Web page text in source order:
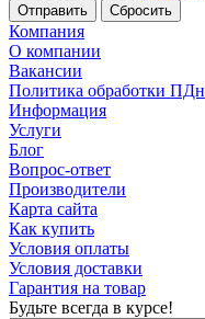
Сбросить
Компания
О компании
Вакансии
Политика обработки ПДн
Информация
Услуги
Блог
Вопрос-ответ
Производители
Карта сайта
Как купить
Условия оплаты
Условия доставки
Гарантия на товар
Будьте всегда в курсе!